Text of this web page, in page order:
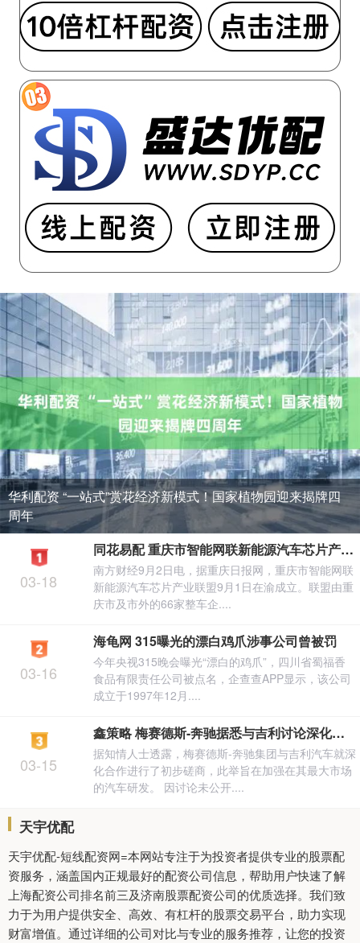
华利配资 “一站式”赏花经济新模式！国家植物园迎来揭牌四
周年
同花易配 重庆市智能网联新能源汽车芯片产业联盟成立
南方财经9月2日电，据重庆日报网，重庆市智能网联
新能源汽车芯片产业联盟9月1日在渝成立。联盟由重
庆市及市外的66家整车企....
03-18
海龟网 315曝光的漂白鸡爪涉事公司曾被罚
今年央视315晚会曝光“漂白的鸡爪”，四川省蜀福香
食品有限责任公司被点名，企查查APP显示，该公司
成立于1997年12月....
03-16
鑫策略 梅赛德斯-奔驰据悉与吉利讨论深化合作 加强在华研发能力
据知情人士透露，梅赛德斯-奔驰集团与吉利汽车就深
化合作进行了初步磋商，此举旨在加强在其最大市场
的汽车研发。 因讨论未公开....
03-15
天宇优配
天宇优配-短线配资网=本网站专注于为投资者提供专业的股票配
资服务，涵盖国内正规最好的配资公司信息，帮助用户快速了解
上海配资公司排名前三及济南股票配资公司的优质选择。我们致
力于为用户提供安全、高效、有杠杆的股票交易平台，助力实现
财富增值。通过详细的公司对比与专业的服务推荐，让您的投资